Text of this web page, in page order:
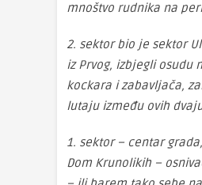
mnoštvo rudnika na
2. sektor bio je sektor
iz Prvog, izbjegli osudu
kockara i zabavljača,
lutaju između ovih
1. sektor – centar
Dom Krunolikih –